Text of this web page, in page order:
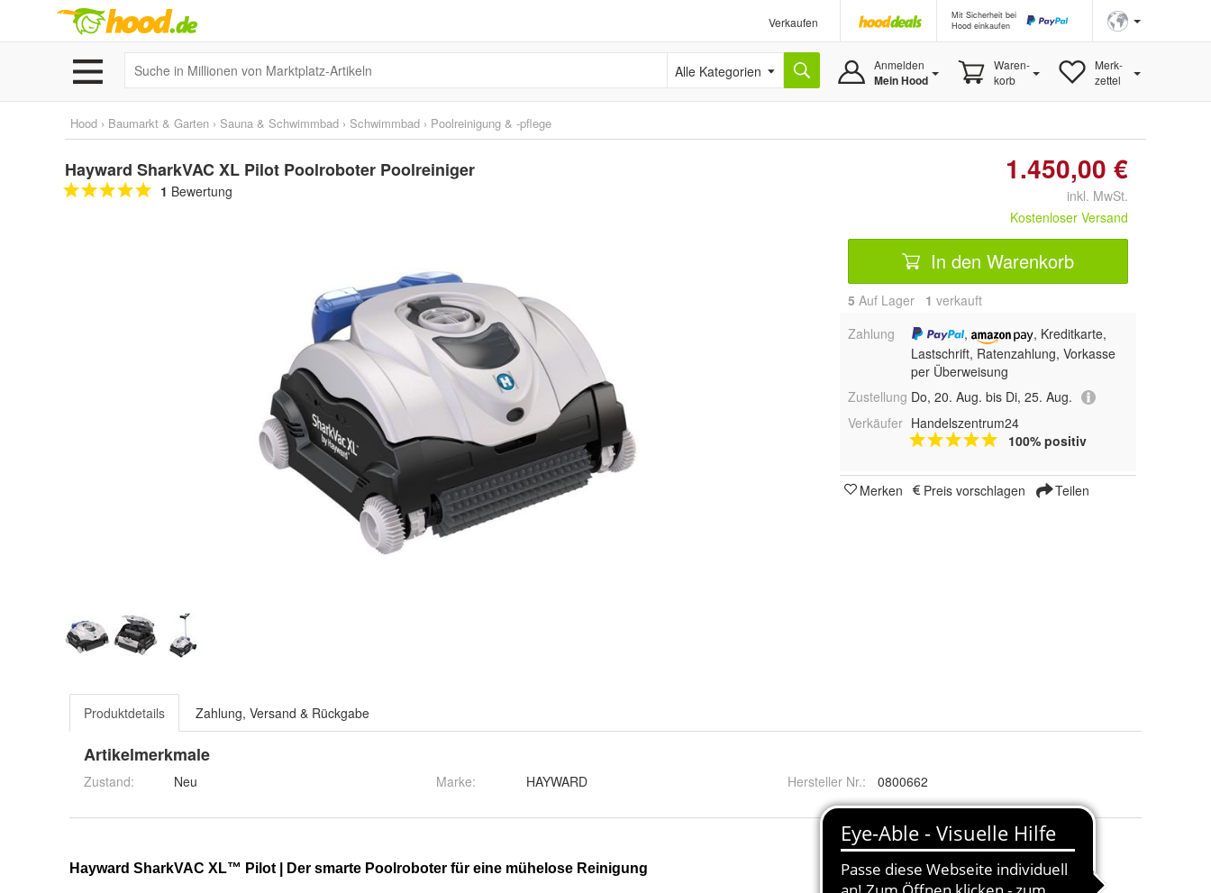
Verkaufen
Mit Sicherheit bei
Hood einkaufen
Alle Kategorien Anmelden
Mein Hood
Waren-
korb
Merk-
zettel
Hood › Baumarkt & Garten › Sauna & Schwimmbad › Schwimmbad › Poolreinigung & -pflege
Hayward SharkVAC XL Pilot Poolroboter Poolreiniger
1 Bewertung
1.450,00 €
inkl. MwSt.
Kostenloser Versand
In den Warenkorb
5 Auf Lager 1 verkauft
Zahlung
,
, Kreditkarte,
Lastschrift, Ratenzahlung, Vorkasse
per Überweisung
Zustellung Do, 20. Aug. bis Di, 25. Aug.
Verkäufer Handelszentrum24
100% positiv
Merken Preis vorschlagen Teilen
Produktdetails Zahlung, Versand & Rückgabe
Artikelmerkmale
Zustand: Neu Marke: HAYWARD Hersteller Nr.: 0800662